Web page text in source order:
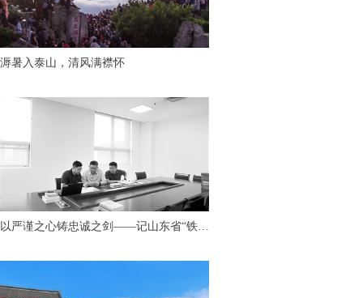
溽暑入泰山，清风满襟怀
以严谨之心铸忠诚之剑——记山东省“铁纪